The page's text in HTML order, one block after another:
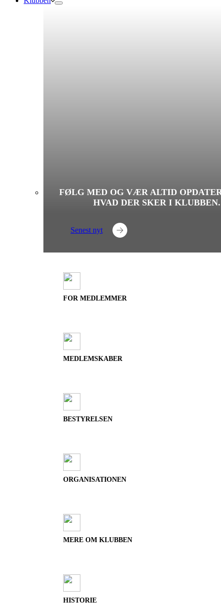
FØLG MED OG VÆR ALTID
HVAD DER SKER I KLUBBEN.
Senest nyt
FOR MEDLEMMER
MEDLEMSKABER
BESTYRELSEN
ORGANISATIONEN
MERE OM KLUBBEN
HISTORIE